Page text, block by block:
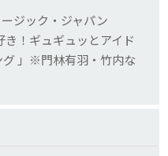
ジック・ジャパン
き！ギュギュッとアイド
」※門林有羽・竹内な